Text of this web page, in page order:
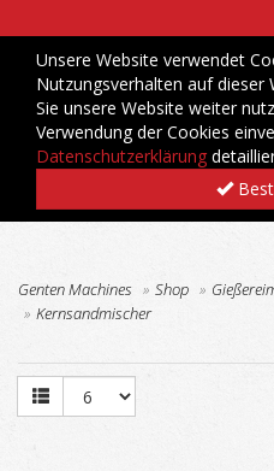
Unsere Website verwendet
Nutzungsverhalten auf dieser
Sie unsere Website weiter
Verwendung der Cookies
Datenschutzerklärung
Genten Machines Shop
Kernsandmischer